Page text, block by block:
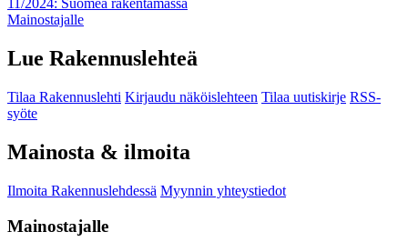
11/2024: Suomea rakentamassa
Mainostajalle
Lue Rakennuslehteä
Tilaa Rakennuslehti Kirjaudu näköislehteen Tilaa uutiskirje RSS-
syöte
Mainosta & ilmoita
Ilmoita Rakennuslehdessä Myynnin yhteystiedot
Mainostajalle